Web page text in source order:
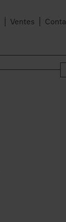
Ventes